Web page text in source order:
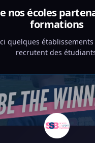
nos écoles
formations
quelques
recrutent des